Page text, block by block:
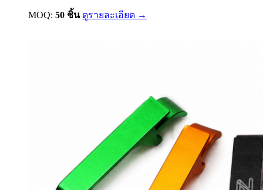
งานได้จริง พร้อมห่วงกุญแจสำหรับพกพา เหมาะสำหรับ
ทำของพรีเมี่ยมองค์กร ของแจกงานอีเวนต์ ของชำร่วย
MOQ: 50 ชิ้น ดูรายละเอียด →